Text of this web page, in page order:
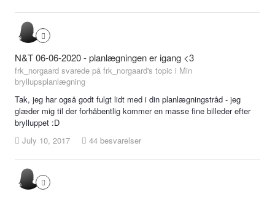
N&T 06-06-2020 - planlægningen er igang <3
frk_norgaard svarede på frk_norgaard's topic i Min
bryllupsplanlægning
Tak, jeg har også godt fulgt lidt med i din planlægningstråd - jeg
glæder mig til der forhåbentlig kommer en masse fine billeder efter
brylluppet :D
July 10, 2017
44 besvarelser